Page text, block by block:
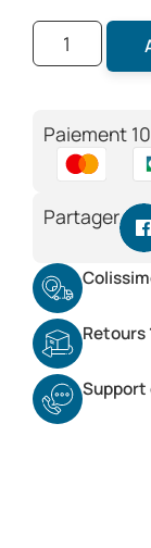
Paiement
Partager
Retours
Support